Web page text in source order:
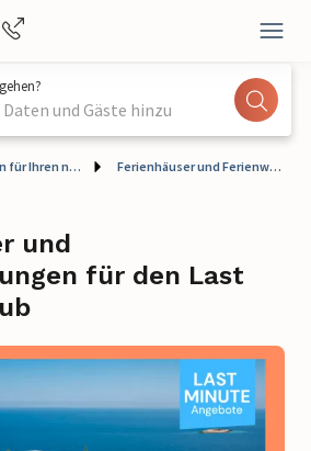
und Gäste hinzu
Tolle Ideen für Ihren nächsten Urlaub Ferienhäuser und Ferienwohnungen für den Last Minute Urlaub
und
für den Last